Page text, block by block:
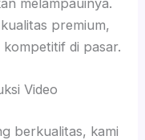
premium,
di pasar.
Video
berkualitas, kami